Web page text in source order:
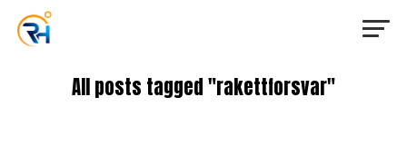
All posts tagged "rakettforsvar"